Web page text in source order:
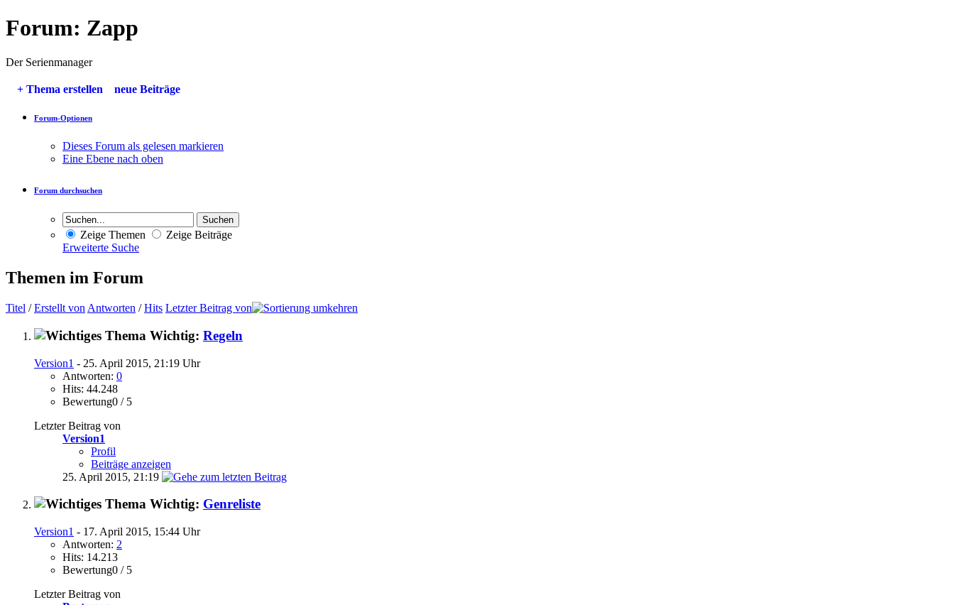
Forum: Zapp
Der Serienmanager
+ Thema erstellen neue Beiträge
Forum-Optionen
Dieses Forum als gelesen markieren
Eine Ebene nach oben
Forum durchsuchen
Zeige Themen
Zeige Beiträge
Erweiterte Suche
Themen im Forum
Titel /Erstellt von Antworten /Hits Letzter Beitrag von
Wichtig: Regeln
Version1 - 25. April 2015, 21:19 Uhr
Antworten: 0
Hits: 44.248
Bewertung0 / 5
Letzter Beitrag von
Version1
Profil
Beiträge anzeigen
25. April 2015, 21:19
Wichtig: Genreliste
Version1 - 17. April 2015, 15:44 Uhr
Antworten: 2
Hits: 14.213
Bewertung0 / 5
Letzter Beitrag von